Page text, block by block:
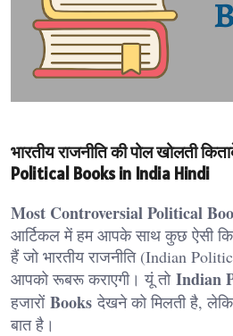
भारतीय राजनीति की पोल खोलती
Political Books in India Hindi
Most Controversial Political
आर्टिकल में हम आपके साथ कुछ ऐसी
हैं जो भारतीय राजनीति (Indian
आपको रूबरू कराएगी। यूं तो Indian
हजारों Books देखने को मिलती है,
बात है।